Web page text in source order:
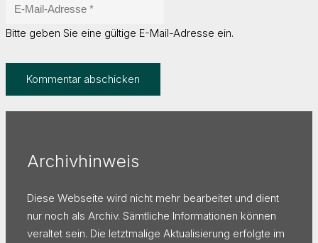
Bitte geben Sie eine gültige E-Mail-Adresse ein.
Kommentar abschicken
Archivhinweis
Diese Webseite wird nicht mehr bearbeitet und dient
nur noch als Archiv. Sämtliche Informationen können
veraltet sein. Die letztmalige Aktualisierung erfolgte im